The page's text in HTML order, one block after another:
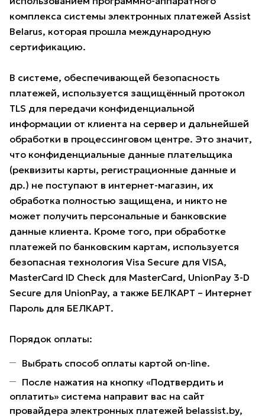
комплекса системы электронных платежей Assist
Belarus, которая прошла международную
сертификацию.
В системе, обеспечивающей безопасность
платежей, используется защищённый протокол
TLS для передачи конфиденциальной
информации от клиента на сервер и дальнейшей
обработки в процессинговом центре. Это значит,
что конфиденциальные данные плательщика
(реквизиты карты, регистрационные данные и
др.) не поступают в интернет-магазин, их
обработка полностью защищена, и никто не
может получить персональные и банковские
данные клиента. Кроме того, при обработке
платежей по банковским картам, используется
безопасная технология Visa Secure для VISA,
MasterCard ID Check для MasterCard, UnionPay 3-D
Secure для UnionPay, а также БЕЛКАРТ – Интернет
Пароль для БЕЛКАРТ.
Порядок оплаты:
Выбрать способ оплаты картой on-line.
После нажатия на кнопку «Подтвердить и
оплатить» система направит вас на сайт
провайдера электронных платежей belassist.by,